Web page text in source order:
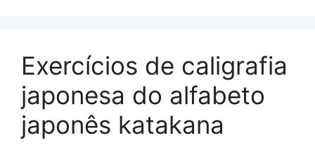
Exercícios de caligrafia
japonesa do alfabeto
japonês katakana